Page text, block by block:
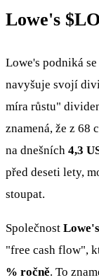
Lowe's
Lowe's podniká
navyšuje svojí
míra růstu"
znamená, že z 68
na dnešních 4,3
před deseti lety,
stoupat.
Společnost Lowe's
"free cash flow",
% ročně. To